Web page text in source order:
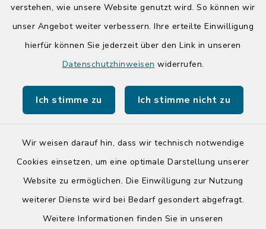
verstehen, wie unsere Website genutzt wird. So können wir
unser Angebot weiter verbessern. Ihre erteilte Einwilligung
hierfür können Sie jederzeit über den Link in unseren
Datenschutzhinweisen widerrufen.
Ich stimme zu Ich stimme nicht zu
Wir weisen darauf hin, dass wir technisch notwendige
Cookies einsetzen, um eine optimale Darstellung unserer
Website zu ermöglichen. Die Einwilligung zur Nutzung
weiterer Dienste wird bei Bedarf gesondert abgefragt.
Weitere Informationen finden Sie in unseren
14:00-17:00 Uhr
Quicklinks
Tourist-Info der Stadt Bad Segeberg
Barrierefreiheit